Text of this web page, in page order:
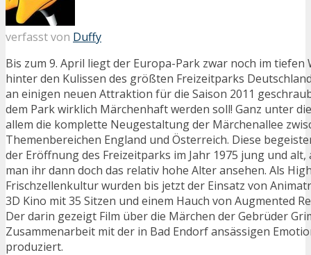
verfasst von Duffy
Bis zum 9. April liegt der Europa-Park zwar noch im tiefen
hinter den Kulissen des größten Freizeitparks
an einigen neuen Attraktion für die Saison 2011
dem Park wirklich Märchenhaft werden soll! Ganz unter
allem die komplette Neugestaltung der Märchenallee
Themenbereichen England und Österreich. Diese
der Eröffnung des Freizeitparks im Jahr 1975 jung und
man ihr dann doch das relativ hohe Alter ansehen. Als
Frischzellenkultur wurden bis jetzt der Einsatz von
3D Kino mit 35 Sitzen und einem Hauch von Augmented
Der darin gezeigt Film über die Märchen der Gebrüder
Zusammenarbeit mit der in Bad Endorf ansässigen
produziert.